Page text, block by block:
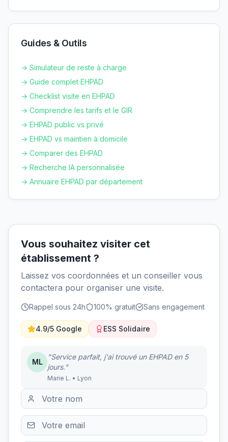
Guides & Outils
→ Simulateur de reste à charge
→ Guide complet EHPAD
→ Checklist visite en EHPAD
→ Comprendre les tarifs et le GIR
→ EHPAD public vs privé
→ EHPAD vs maintien à domicile
→ Comparer des EHPAD
→ Recherche IA personnalisée
→ Annuaire EHPAD par département
Vous souhaitez visiter cet
établissement ?
Laissez vos coordonnées et un conseiller vous
contactera pour organiser une visite.
Rappel sous 24h 100% gratuit Sans engagement
4.9/5 Google ESS Solidaire
ML
"Service parfait, j'ai trouvé un EHPAD en 5
jours."
Marie L. • Lyon